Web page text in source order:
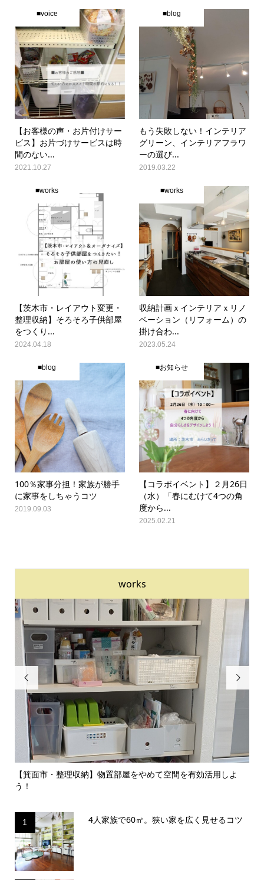
■voice
【お客様の声・お片付けサー
ビス】お片づけサービスは時
間のない...
2021.10.27
■blog
もう失敗しない！インテリア
グリーン、インテリアフラワ
ーの選び...
2019.03.22
■works
【茨木市・レイアウト変更・
整理収納】そろそろ子供部屋
をつくり...
2024.04.18
■works
収納計画ｘインテリアｘリノ
ベーション（リフォーム）の
掛け合わ...
2023.05.24
■blog
100％家事分担！家族が勝手
に家事をしちゃうコツ
2019.09.03
■お知らせ
【コラボイベント】２月26日
（水）「春にむけて4つの角
度から...
2025.02.21
works

【箕面市・整理収納】物置部屋をやめて空間を有効活用しよ
う！

1 4人家族で60㎡。狭い家を広く見せるコツ